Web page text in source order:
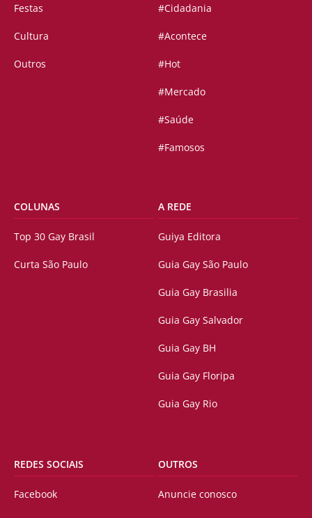
Festas
Cultura
Outros
#Cidadania
#Acontece
#Hot
#Mercado
#Saúde
#Famosos
COLUNAS
Top 30 Gay Brasil
Curta São Paulo
A REDE
Guiya Editora
Guia Gay São Paulo
Guia Gay Brasilia
Guia Gay Salvador
Guia Gay BH
Guia Gay Floripa
Guia Gay Rio
REDES SOCIAIS
Facebook
OUTROS
Anuncie conosco